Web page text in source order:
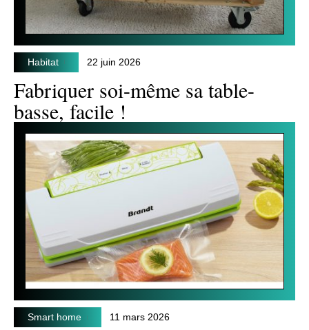
Habitat 22 juin 2026
Fabriquer soi-même sa table-
basse, facile !
Smart home 11 mars 2026